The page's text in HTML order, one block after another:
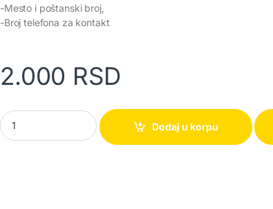
-Mesto i poštanski broj,
-Broj telefona za kontakt
2.000 RSD
Stalak za začine König W4051 quantity
Dodaj u korpu